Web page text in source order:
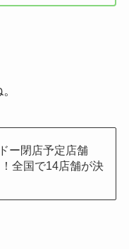
ー閉店予定店舗
全国で14店舗が決